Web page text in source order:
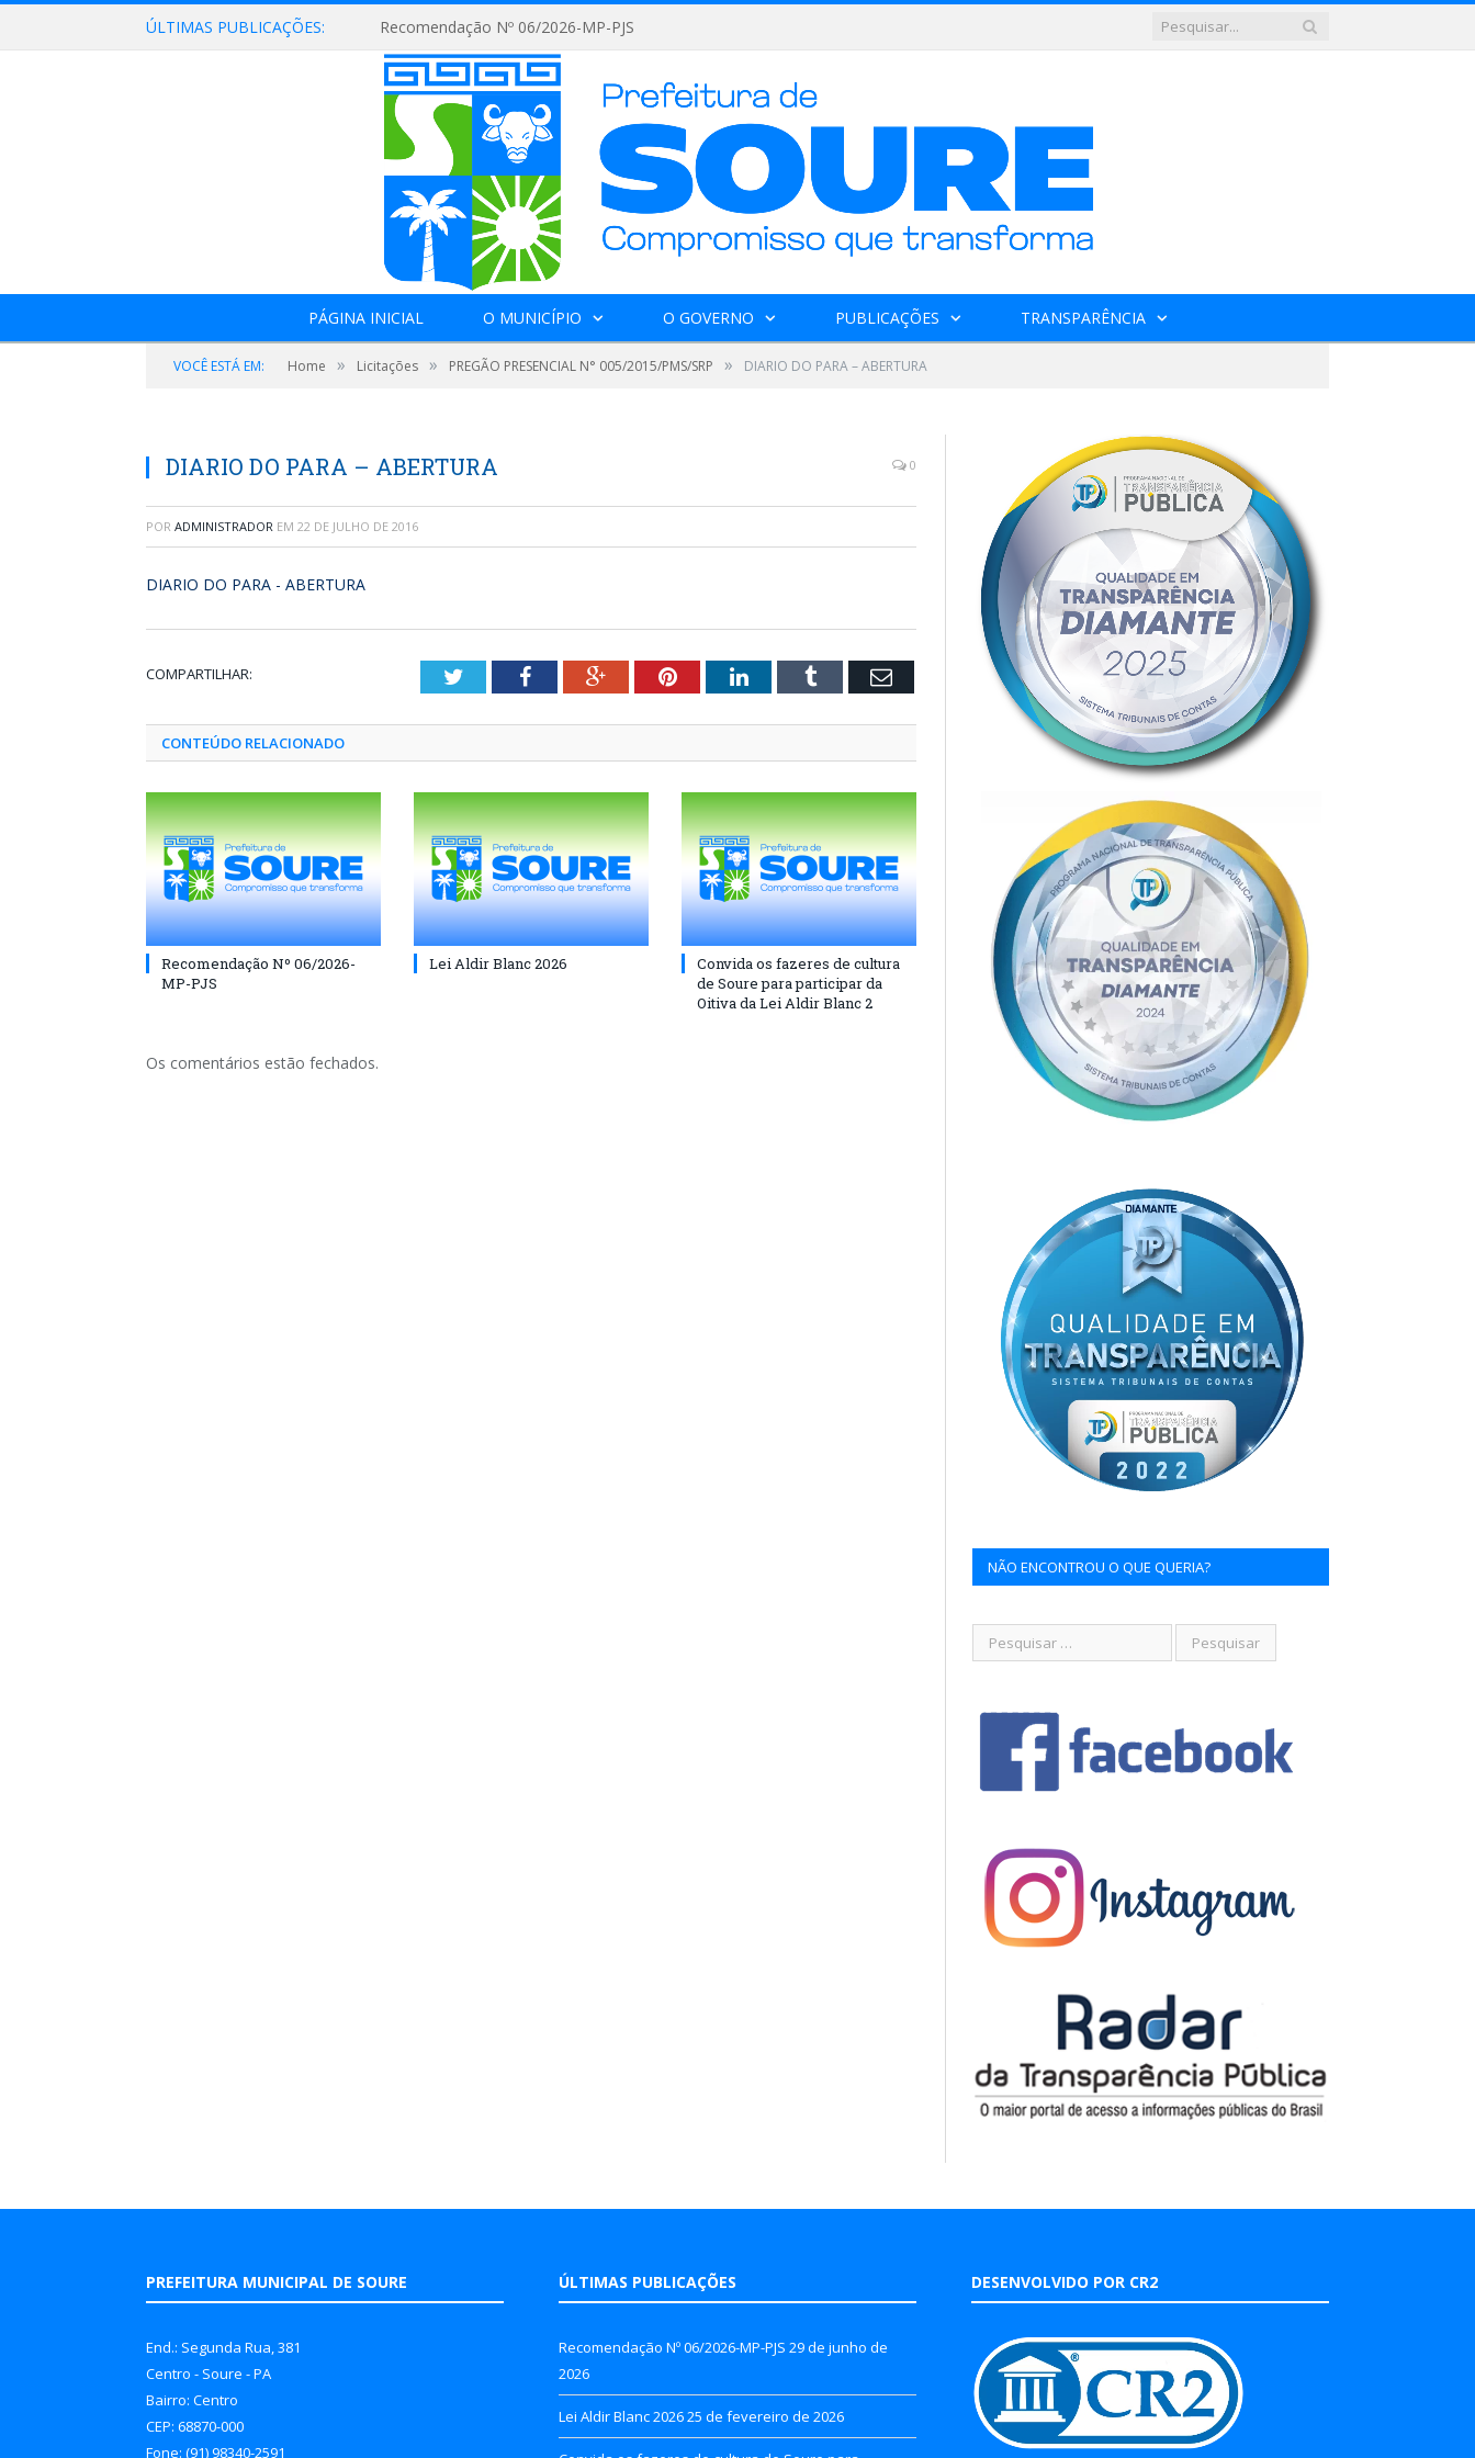
ÚLTIMAS PUBLICAÇÕES: Recomendação Nº 06/2026-MP-PJS
PÁGINA INICIAL O MUNICÍPIO O GOVERNO PUBLICAÇÕES TRANSPARÊNCIA
VOCÊ ESTÁ EM: Home » Licitações » PREGÃO PRESENCIAL N° 005/2015/PMS/SRP » DIARIO DO PARA – ABERTURA
DIARIO DO PARA – ABERTURA 0
POR ADMINISTRADOR EM 22 DE JULHO DE 2016
DIARIO DO PARA - ABERTURA
COMPARTILHAR: TwitterFacebookGoogle+PinterestLinkedInTumblr Email
CONTEÚDO RELACIONADO
Recomendação Nº 06/2026-
MP-PJS
Lei Aldir Blanc 2026
Convida os fazeres de cultura
de Soure para participar da
Oitiva da Lei Aldir Blanc 2
Os comentários estão fechados.
NÃO ENCONTROU O QUE QUERIA?
PREFEITURA MUNICIPAL DE SOURE
End.: Segunda Rua, 381
Centro - Soure - PA
Bairro: Centro
CEP: 68870-000
Fone: (91) 98340-2591
ÚLTIMAS PUBLICAÇÕES
Recomendação Nº 06/2026-MP-PJS 29 de junho de
2026
Lei Aldir Blanc 202625 de fevereiro de 2026
DESENVOLVIDO POR CR2